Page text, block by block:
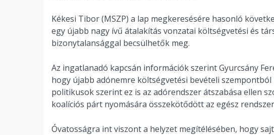
Kékesi Tibor (MSZP) a lap megkeresésére hasonló
egy újabb nagy ívű átalakítás vonzatai költségvetési és
bizonytalansággal becsülhetők meg.
Az ingatlanadó kapcsán információk szerint Gyurcsány
hogy újabb adónemre költségvetési bevételi szempontból
politikusok szerint ez is az adórendszer átszabása ellen
koalíciós párt nyomására összekötődött az egész
Óvatosságra int viszont a helyzet megítélésében, hogy